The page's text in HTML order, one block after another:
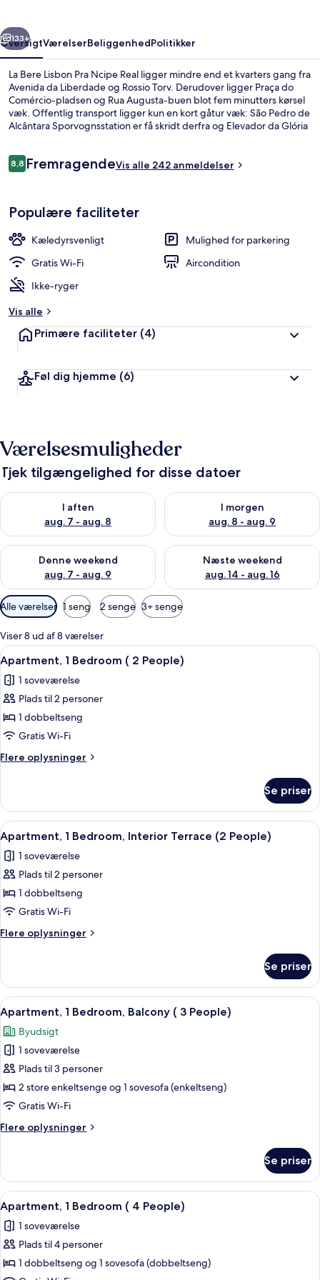
Næste
133+
OversigtVærelserBeliggenhedPolitikker
La Bere Lisbon Pra Ncipe Real ligger mindre end et kvarters gang fra
Avenida da Liberdade og Rossio Torv. Derudover ligger Praça do
Comércio-pladsen og Rua Augusta-buen blot fem minutters kørsel
væk. Offentlig transport ligger kun en kort gåtur væk: São Pedro de
Alcântara Sporvognsstation er få skridt derfra og Elevador da Glória
Anmeldelser
8,88,8 ud af 10.
FremragendeVis alle 242 anmeldelser
Populære faciliteter
Kæledyrsvenligt
Mulighed for parkering
Gratis Wi-Fi
Aircondition
Ikke-ryger
Vis alle
Primære faciliteter (4)
Føl dig hjemme (6)
Værelsesmuligheder
Tjek tilgængelighed for disse datoer
I aften
aug. 7 - aug. 8
Tjek tilgængelighed for i aften aug. 7 - aug. 8
I morgen
aug. 8 - aug. 9
Tjek tilgængelighed for i
Denne weekend
aug. 7 - aug. 9
Tjek tilgængelighed for denne weekend aug. 7 - aug. 9
Næste weekend
aug. 14 - aug. 16
Tjek tilgængelighed for næste
Tilgængelige
filtre
for
værelser
Alle værelser 1 seng 2 senge 3+ senge
Viser 8 ud af 8 værelser
Indlæs
alle
billeder
af
Apartment,
1
Bedroom
(
People)
Et moderne køkken med træskabe,
17
Apartment, 1 Bedroom ( 2 People)
1 soveværelse
Plads til 2 personer
1 dobbeltseng
Gratis Wi-Fi
Flere oplysninger
Flere
1
Bedroom
(
People)
Se priser
Indlæs
alle
billeder
af
Apartment,
1
Bedroom,
Interior
(2
People)
Et moderne køkken med hvide
11
Apartment, 1 Bedroom, Interior Terrace (2 People)
1 soveværelse
Plads til 2 personer
1 dobbeltseng
Gratis Wi-Fi
Flere oplysninger
Flere
1
Bedroom,
Interior
Terrace
(2
People)
Se priser
Indlæs
alle
billeder
af
Apartment,
1
Bedroom,
(
En moderne stue med et
14
Apartment, 1 Bedroom, Balcony ( 3 People)
Byudsigt
1 soveværelse
Plads til 3 personer
2 store enkeltsenge og 1 sovesofa (enkeltseng)
Gratis Wi-Fi
Flere oplysninger
Flere
1
Bedroom,
Balcony
3
People)
Se priser
Indlæs
alle
billeder
af
Apartment,
Et moderne køkken med
19
Apartment, 1 Bedroom ( 4 People)
1 soveværelse
Plads til 4 personer
1 dobbeltseng og 1 sovesofa (dobbeltseng)